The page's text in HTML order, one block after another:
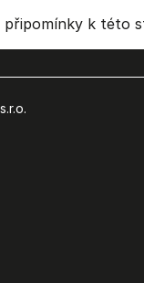
připomínky k této